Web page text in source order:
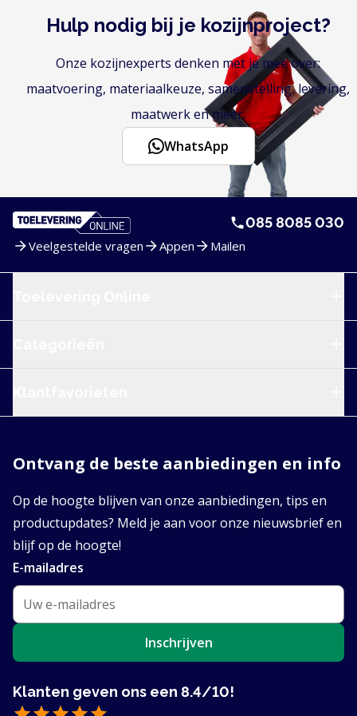
Hulp nodig bij je kozijnproject?
Onze kozijnexperts denken met je mee over:
maatvoering, materiaalkeuze, samenstelling, levering,
maatwerk en meer.
WhatsApp
085 8085 030
Veelgestelde vragen Appen Mailen
Ontvang de beste aanbiedingen en info
Op de hoogte blijven van onze aanbiedingen, tips en
productupdates? Meld je aan voor onze nieuwsbrief en
blijf op de hoogte!
E-mailadres
Inschrijven
Klanten geven ons een 8.4/10!